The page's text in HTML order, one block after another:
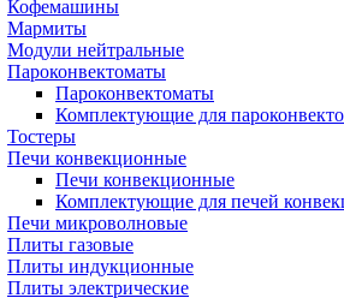
Кофемашины
Мармиты
Модули нейтральные
Пароконвектоматы
Пароконвектоматы
Комплектующие для
Тостеры
Печи конвекционные
Печи конвекционные
Комплектующие для печей
Печи микроволновые
Плиты газовые
Плиты индукционные
Плиты электрические